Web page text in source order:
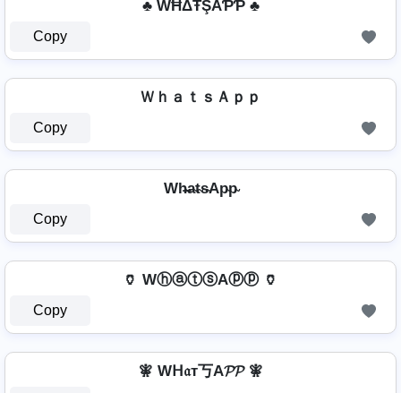
♣ WĦΔŦŞAƤƤ ♣
Copy
ＷｈａｔｓＡｐｐ
Copy
Wh̴̶a̴t̴s̴Ap̴p̴
Copy
🏺 WⓗⓐⓣⓢAⓟⓟ 🏺
Copy
🧚 Wᕼ𝔞т丂A𝓟𝓟 🧚